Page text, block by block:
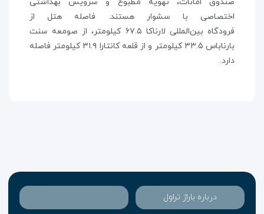
اختصاصی با سشوار هستند. فاصله هتل از
فرودگاه بین‌المللی لارناکا ۶۷.۵ کیلومتر، از صومعه سنت
بارناباس ۳۳.۵ کیلومتر و از قلعه کانتارا ۳۱.۹ کیلومتر فاصله
دارد.
درباره باراژ تراول